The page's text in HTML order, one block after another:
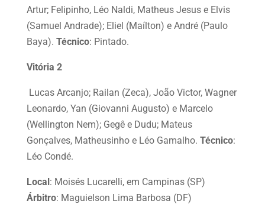
Artur; Felipinho, Léo Naldi, Matheus Jesus e Elvis
(Samuel Andrade); Eliel (Maílton) e André (Paulo
Baya). Técnico: Pintado.
Vitória 2
Lucas Arcanjo; Railan (Zeca), João Victor, Wagner
Leonardo, Yan (Giovanni Augusto) e Marcelo
(Wellington Nem); Gegê e Dudu; Mateus
Gonçalves, Matheusinho e Léo Gamalho. Técnico:
Léo Condé.
Local: Moisés Lucarelli, em Campinas (SP)
Árbitro: Maguielson Lima Barbosa (DF)